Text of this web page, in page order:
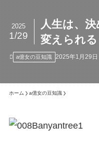
人生は、
変えられ
2025
1/29
a億女の豆知識 2025年1月29日
ホーム a億女の豆知識